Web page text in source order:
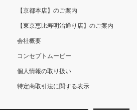
【京都本店】のご案内
【東京恵比寿明治通り店】のご案内
会社概要
コンセプトムービー
個人情報の取り扱い
特定商取引法に関する表示